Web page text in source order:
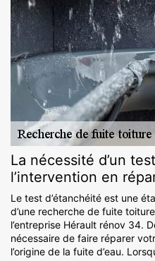
La nécessité d’un
l’intervention en
Le test d’étanchéité est une
d’une recherche de fuite
l’entreprise Hérault rénov 34.
nécessaire de faire réparer
l’origine de la fuite d’eau.